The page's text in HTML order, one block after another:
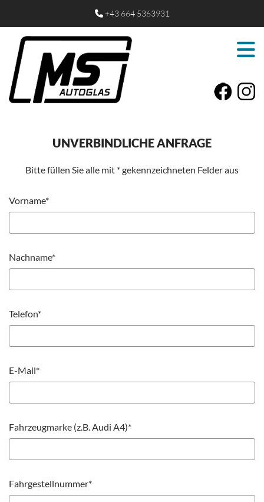
 +43 664 5363931
UNVERBINDLICHE ANFRAGE
Bitte füllen Sie alle mit * gekennzeichneten Felder aus
Vorname*
Nachname*
Telefon*
E-Mail*
Fahrzeugmarke (z.B. Audi A4)*
Fahrgestellnummer*